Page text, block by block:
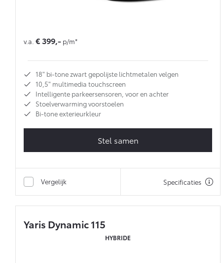
v.a. € 399,- p/m*
18" bi-tone zwart gepolijste lichtmetalen velgen
10,5" multimedia touchscreen
Intelligente parkeersensoren, voor en achter
Stoelverwarming voorstoelen
Bi-tone exterieurkleur
Stel samen
Vergelijk Specificaties
Yaris Dynamic 115
HYBRIDE